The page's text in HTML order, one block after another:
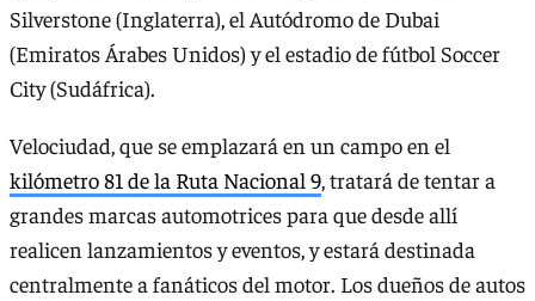
Silverstone (Inglaterra), el Autódromo de Dubai
(Emiratos Árabes Unidos) y el estadio de fútbol Soccer
City (Sudáfrica).
Velociudad, que se emplazará en un campo en el
kilómetro 81 de la Ruta Nacional 9, tratará de tentar a
grandes marcas automotrices para que desde allí
realicen lanzamientos y eventos, y estará destinada
centralmente a fanáticos del motor. Los dueños de autos